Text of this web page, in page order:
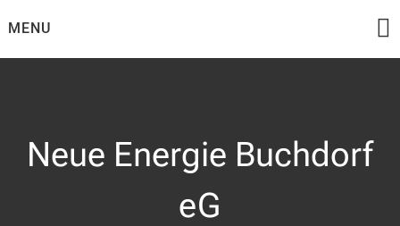
toMENU
Neue Energie Buchdorf
eG